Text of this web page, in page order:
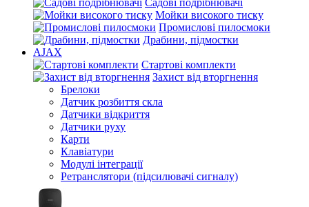
Садові подрібнювачі
Мойки високого тиску
Промислові пилосмоки
Драбини, підмостки
AJAX
Стартові комплекти
Захист від вторгнення
Брелоки
Датчик розбиття скла
Датчики відкриття
Датчики руху
Карти
Клавіатури
Модулі інтеграції
Ретранслятори (підсилювачі сигналу)